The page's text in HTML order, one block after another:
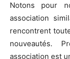
Notons pour
association
rencontrent
nouveautés.
association est